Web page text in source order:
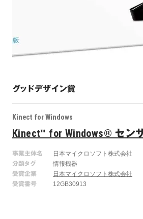
グッドデザイン賞
Kinect for Windows
Kinect™ for Windows® セン
事業主体名
日本マイクロソフト株式会社
分類タグ
情報機器
受賞企業
日本マイクロソフト株式会社
受賞番号
12GB30913